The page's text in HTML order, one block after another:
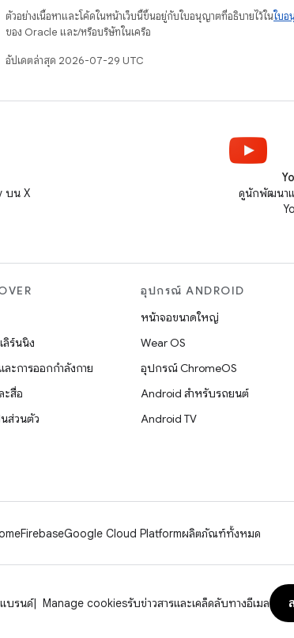
ตัวอย่างเนื้อหาและโค้ดในหน้าเว็บนี้ขึ้นอยู่กับใบอนุญาตที่อธิบายไว้ในใบอ
ของ Oracle และ/หรือบริษัทในเครือ
อัปเดตล่าสุด 2026-07-29 UTC
บน X
ดูนักพัฒนา
ลิร์นนิง
ละการออกกำลังกาย
ะสื่อ
นส่วนตัว
อุปกรณ์ ANDROID
หน้าจอขนาดใหญ่
Wear OS
อุปกรณ์ ChromeOS
Android สำหรับรถยนต์
Android TV
FirebaseGoogle Cloud Platformผลิตภัณฑ์ทั้งหมด
บรนด์ Manage cookiesรับข่าวสารและเคล็ดลับทางอีเมล